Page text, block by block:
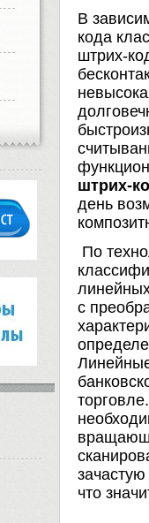
В
кода
штрих-
штрих-
день
По
с
что